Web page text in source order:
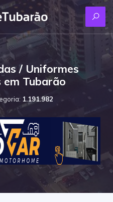
/ Uniformes
em Tubarão
1.191.982